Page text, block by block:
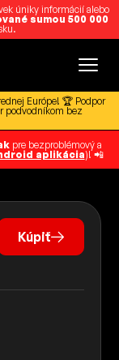
úniky informácií alebo
sumou 500 000
Európe! 🏆 Podpor
podvodníkom bez
pre bezproblémový a
aplikácia)! 📲
Kúpiť